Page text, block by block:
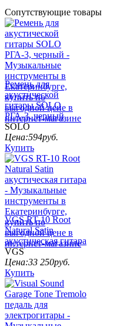
Сопутствующие товары
Ремень для
акустической
гитары SOLO
РГА-3, черный
SOLO
Цена:594руб.
Купить
VGS RT-10 Root
Natural Satin
акустическая гитара
VGS
Цена:33 250руб.
Купить